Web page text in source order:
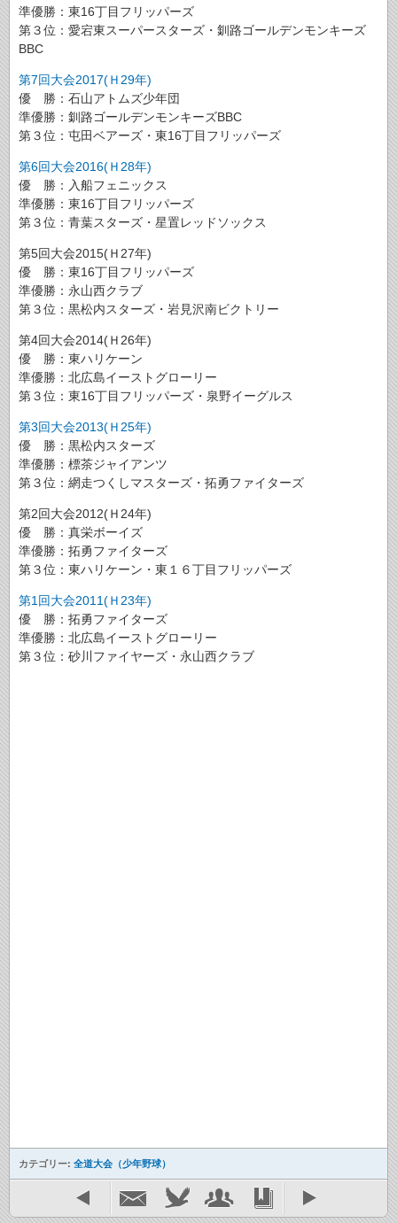
準優勝：東16丁目フリッパーズ
第３位：愛宕東スーパースターズ・釧路ゴールデンモンキーズ
BBC
第7回大会2017(Ｈ29年)
優 勝：石山アトムズ少年団
準優勝：釧路ゴールデンモンキーズBBC
第３位：屯田ベアーズ・東16丁目フリッパーズ
第6回大会2016(Ｈ28年)
優 勝：入船フェニックス
準優勝：東16丁目フリッパーズ
第３位：青葉スターズ・星置レッドソックス
第5回大会2015(Ｈ27年)
優 勝：東16丁目フリッパーズ
準優勝：永山西クラブ
第３位：黒松内スターズ・岩見沢南ビクトリー
第4回大会2014(Ｈ26年)
優 勝：東ハリケーン
準優勝：北広島イーストグローリー
第３位：東16丁目フリッパーズ・泉野イーグルス
第3回大会2013(Ｈ25年)
優 勝：黒松内スターズ
準優勝：標茶ジャイアンツ
第３位：網走つくしマスターズ・拓勇ファイターズ
第2回大会2012(Ｈ24年)
優 勝：真栄ボーイズ
準優勝：拓勇ファイターズ
第３位：東ハリケーン・東１６丁目フリッパーズ
第1回大会2011(Ｈ23年)
優 勝：拓勇ファイターズ
準優勝：北広島イーストグローリー
第３位：砂川ファイヤーズ・永山西クラブ
カテゴリー: 全道大会（少年野球）